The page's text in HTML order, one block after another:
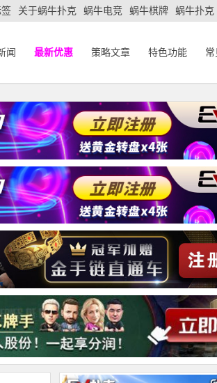
关于蜗牛扑克 蜗牛电竞 蜗牛棋牌 蜗牛扑克
闻 最新优惠 策略文章 特色功能